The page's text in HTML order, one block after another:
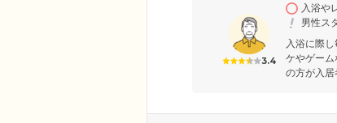
めとするサポート体制も
のほか、看護師や近隣の
3.4
入浴や
男性ス
入浴に際
ケやゲー
の方が入居